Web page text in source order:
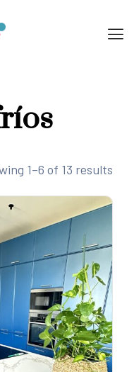
1–6 of 13 results